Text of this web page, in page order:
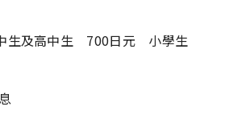
及高中生 700日元 小學生